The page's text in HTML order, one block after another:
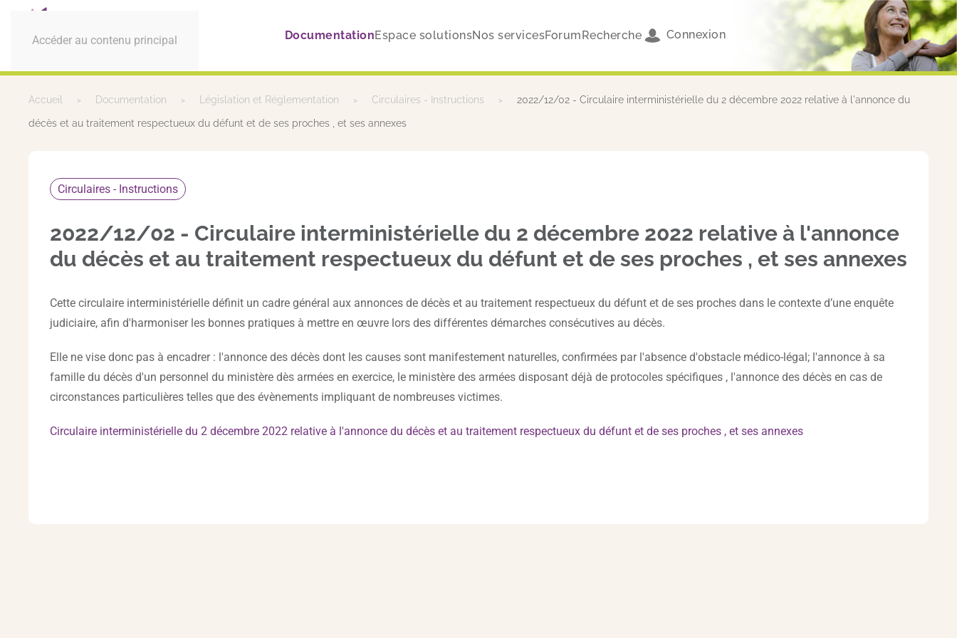
Accéder au contenu principal DocumentationEspace solutionsNos servicesForumRecherche Connexion
Accueil Documentation Législation et Réglementation Circulaires - Instructions 2022/12/02 - Circulaire interministérielle du 2 décembre 2022 relative à l'annonce du
décès et au traitement respectueux du défunt et de ses proches , et ses annexes
Circulaires - Instructions
2022/12/02 - Circulaire interministérielle du 2 décembre 2022 relative à l'annonce
du décès et au traitement respectueux du défunt et de ses proches , et ses annexes
Cette circulaire interministérielle définit un cadre général aux annonces de décès et au traitement respectueux du défunt et de ses proches dans le contexte d’une enquête
judiciaire, afin d'harmoniser les bonnes pratiques à mettre en œuvre lors des différentes démarches consécutives au décès.
Elle ne vise donc pas à encadrer : l'annonce des décès dont les causes sont manifestement naturelles, confirmées par l'absence d'obstacle médico-légal; l'annonce à sa
famille du décès d'un personnel du ministère dès armées en exercice, le ministère des armées disposant déjà de protocoles spécifiques , l'annonce des décès en cas de
circonstances particulières telles que des évènements impliquant de nombreuses victimes.
Circulaire interministérielle du 2 décembre 2022 relative à l'annonce du décès et au traitement respectueux du défunt et de ses proches , et ses annexes